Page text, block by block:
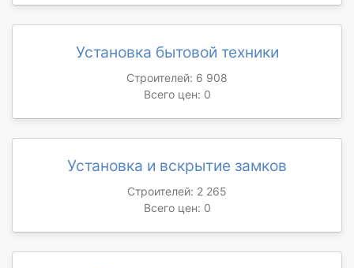
Установка бытовой техники
Строителей: 6 908
Всего цен: 0
Установка и вскрытие замков
Строителей: 2 265
Всего цен: 0